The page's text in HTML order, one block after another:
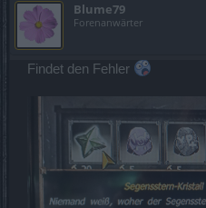
Blume79
Forenanwärter
Findet den Fehler